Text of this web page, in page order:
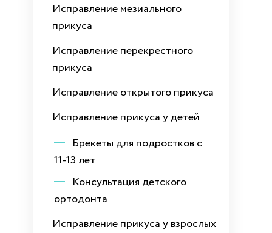
Исправление мезиального
прикуса
Исправление перекрестного
прикуса
Исправление открытого прикуса
Исправление прикуса у детей
Брекеты для подростков с
11-13 лет
Консультация детского
ортодонта
Исправление прикуса у взрослых